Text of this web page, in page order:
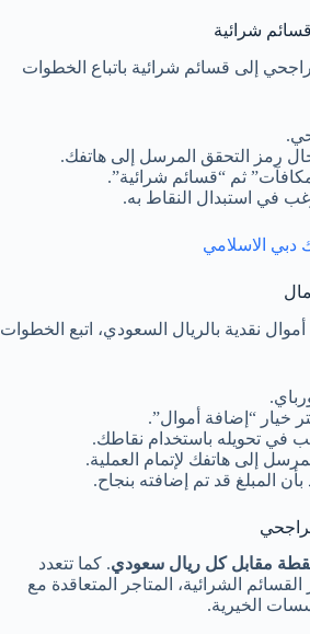
شرائية
إلى قسائم شرائية باتباع الخطوات
رمز التحقق المرسل إلى هاتفك.
ثم “قسائم شرائية”.
في استبدال النقاط به.
دبي الاسلامي
نقدية بالريال السعودي، اتبع الخطوات
خيار “إضافة أموال”.
في تحويله باستخدام نقاطك.
إلى هاتفك لإتمام العملية.
المبلغ قد تم إضافته بنجاح.
. كما تتعدد
الشرائية، المتاجر المتعاقدة مع
الخيرية.